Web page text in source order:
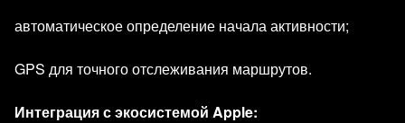
автоматическое определение начала активности;
GPS для точного отслеживания маршрутов.
Интеграция с экосистемой Apple: